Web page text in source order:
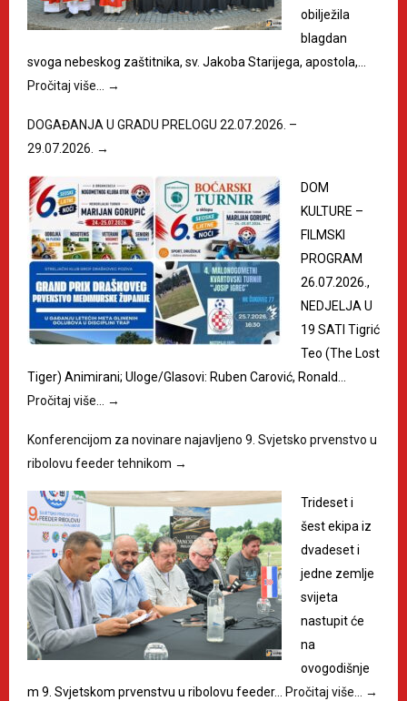
obilježila
blagdan
svoga nebeskog zaštitnika, sv. Jakoba Starijega, apostola,…
Pročitaj više… →
DOGAĐANJA U GRADU PRELOGU 22.07.2026. –
29.07.2026. →
DOM
KULTURE –
FILMSKI
PROGRAM
26.07.2026.,
NEDJELJA U
19 SATI Tigrić
Teo (The Lost
Tiger) Animirani; Uloge/Glasovi: Ruben Carović, Ronald…
Pročitaj više… →
Konferencijom za novinare najavljeno 9. Svjetsko prvenstvo u
ribolovu feeder tehnikom →
Trideset i
šest ekipa iz
dvadeset i
jedne zemlje
svijeta
nastupit će
na
ovogodišnje
m 9. Svjetskom prvenstvu u ribolovu feeder… Pročitaj više… →